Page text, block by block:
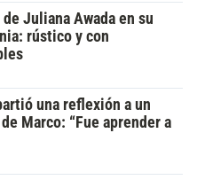
Juliana Awada en su
rústico y con
una reflexión a un
Marco: “Fue aprender a